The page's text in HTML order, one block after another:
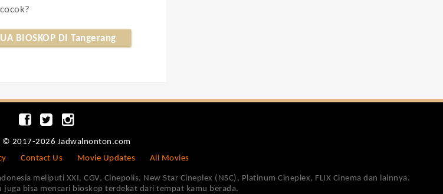
BIOSKOP DI Tangerang
© 2017-2026 Jadwalnonton.com
Contact Us Movie Updates All Movies
meliputi XXI, CGV, Cinepolis, New Star Cineplex (NSC), Platinum Cineplex, FLIX Cinema dan lainnya.
bisa mencari bioskop terdekat dari tempat kamu berada.